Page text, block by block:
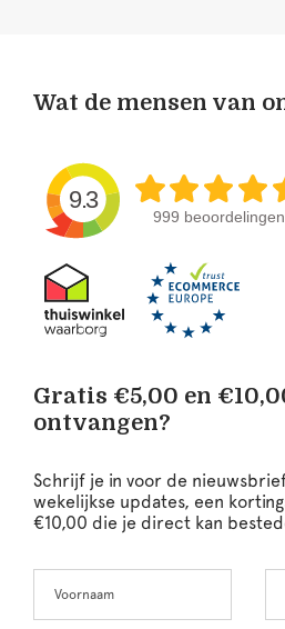
Wat de mensen van
9.3
999 beoordelingen
Gratis €5,00 en
ontvangen?
Schrijf je in voor de
wekelijkse updates, een
€10,00 die je direct kan
this